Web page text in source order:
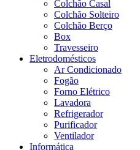
Colchão Casal
Colchão Solteiro
Colchão Berço
Box
Travesseiro
Eletrodomésticos
Ar Condicionado
Fogão
Forno Elétrico
Lavadora
Refrigerador
Purificador
Ventilador
Informática